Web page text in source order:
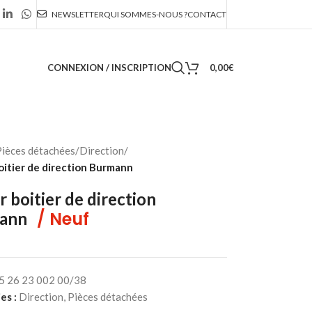
NEWSLETTERQUI SOMMES-NOUS ?CONTACT
CONNEXION / INSCRIPTION 0,00€
détachées/Direction/
de direction Burmann
boitier de direction
/ Neuf
26 23 002 00/38
: Direction, Pièces détachées